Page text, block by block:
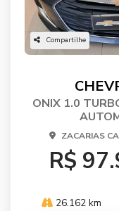
Compartilhe
ONIX 1.0
ZACARIAS
R$
26.162 km